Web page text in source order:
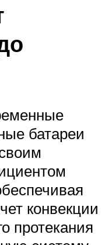
батареи
конвекции
протекания